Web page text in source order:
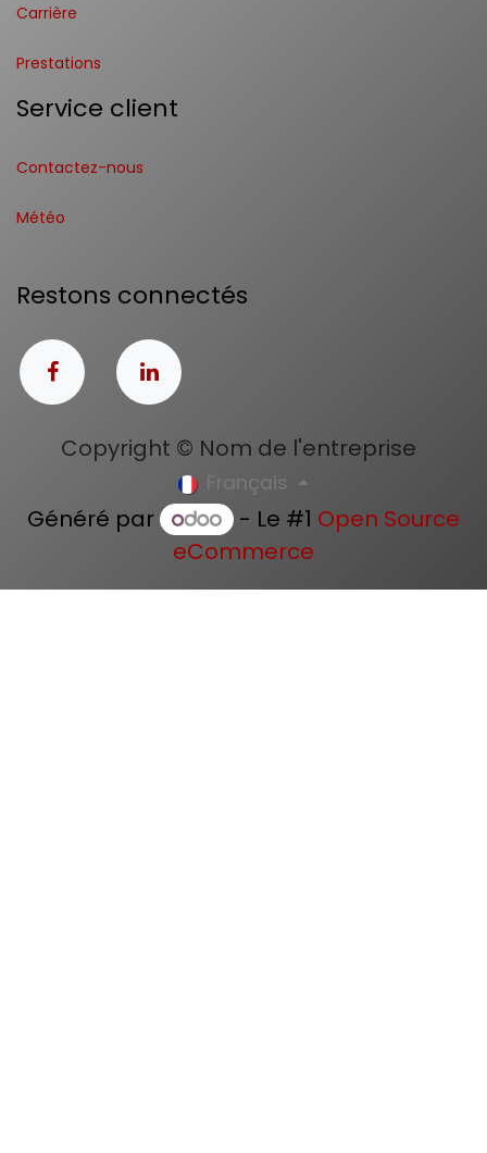
Carrière
Prestations
Service client
Contactez-nous
Météo
Restons connectés
Copyright © Nom de l'entreprise
Français
Généré par - Le #1 Open Source
eCommerce